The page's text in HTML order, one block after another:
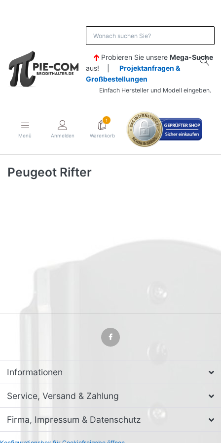
Probieren Sie unsere Mega-Suche
aus! | Projektanfragen &
Großbestellungen
Einfach Hersteller und Modell eingeben.
Menü Anmelden
1
Warenkorb
Peugeot Rifter
Informationen
Service, Versand & Zahlung
Firma, Impressum & Datenschutz